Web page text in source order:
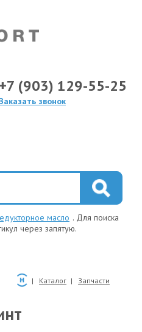
+7 (903) 129-55-25
звонок
масло . Для поиска
через запятую.
Каталог Запчасти